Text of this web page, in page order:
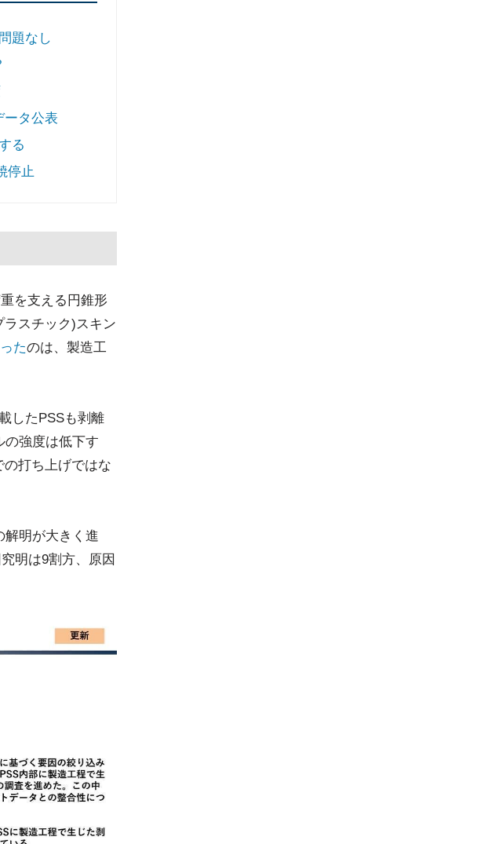
題なし
ータ公表
る
停止
を支える円錐形
スチック)スキン
たのは、製造工
したPSSも剥離
の強度は低下す
打ち上げではな
解明が大きく進
明は9割方、原因